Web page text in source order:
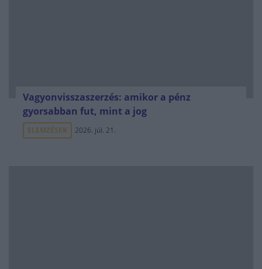
Vagyonvisszaszerzés: amikor a pénz
gyorsabban fut, mint a jog
ELEMZÉSEK 2026. júl. 21.